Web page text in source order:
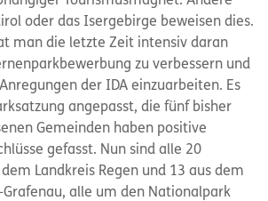
oder das Isergebirge beweisen dies.
man die letzte Zeit intensiv daran
zu verbessern und
der IDA einzuarbeiten. Es
angepasst, die fünf bisher
Gemeinden haben positive
gefasst. Nun sind alle 20
Landkreis Regen und 13 aus dem
Grafenau, alle um den Nationalpark